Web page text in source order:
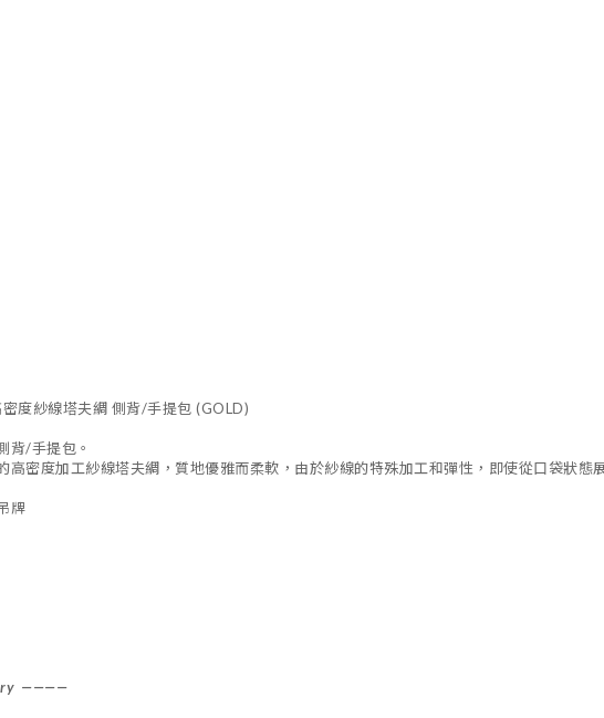
度紗線塔夫綢 側背/手提包 (GOLD)
背/手提包。
高密度加工紗線塔夫綢，質地優雅而柔軟，由於紗線的特殊加工和彈性，即使從口袋狀態
牌
————